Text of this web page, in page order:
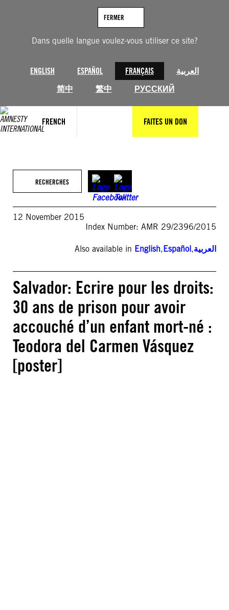
Dans quelle langue voulez-vous utiliser ce site?
ENGLISH ESPAÑOL FRANÇAIS
العربية
简中
繁中 РУССКИЙ
FERMER
FRENCH FAITES UN DON
RECHERCHES
12 November 2015
Index Number: AMR 29/2396/2015
Also available in English,Español,العربية
Salvador: Ecrire pour les droits:
30 ans de prison pour avoir
accouché d’un enfant mort-né :
Teodora del Carmen Vásquez
[poster]